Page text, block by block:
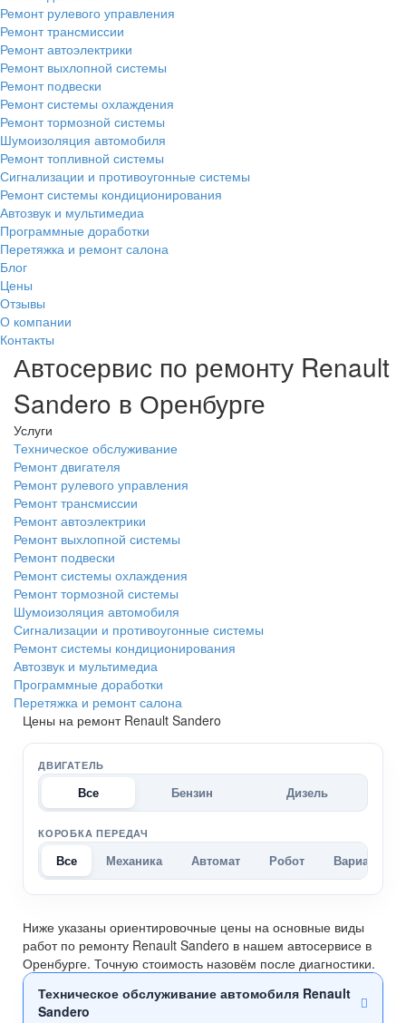
Ремонт рулевого управления
Ремонт трансмиссии
Ремонт автоэлектрики
Ремонт выхлопной системы
Ремонт подвески
Ремонт системы охлаждения
Ремонт тормозной системы
Шумоизоляция автомобиля
Ремонт топливной системы
Сигнализации и противоугонные системы
Ремонт системы кондиционирования
Автозвук и мультимедиа
Программные доработки
Перетяжка и ремонт салона
Блог
Цены
Отзывы
О компании
Контакты
Автосервис по ремонту Renault
Sandero в Оренбурге
Услуги
Техническое обслуживание
Ремонт двигателя
Ремонт рулевого управления
Ремонт трансмиссии
Ремонт автоэлектрики
Ремонт выхлопной системы
Ремонт подвески
Ремонт системы охлаждения
Ремонт тормозной системы
Шумоизоляция автомобиля
Сигнализации и противоугонные системы
Ремонт системы кондиционирования
Автозвук и мультимедиа
Программные доработки
Перетяжка и ремонт салона
Цены на ремонт Renault Sandero
ДВИГАТЕЛЬ
Все Бензин Дизель
КОРОБКА ПЕРЕДАЧ
Все Механика Автомат Робот Вариатор
Ниже указаны ориентировочные цены на основные виды
работ по ремонту Renault Sandero в нашем автосервисе в
Оренбурге. Точную стоимость назовём после диагностики.
Техническое обслуживание автомобиля Renault
Sandero